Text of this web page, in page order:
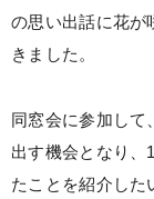
の思い出話に花が
きました。
同窓会に参加して
出す機会となり、
たことを紹介した